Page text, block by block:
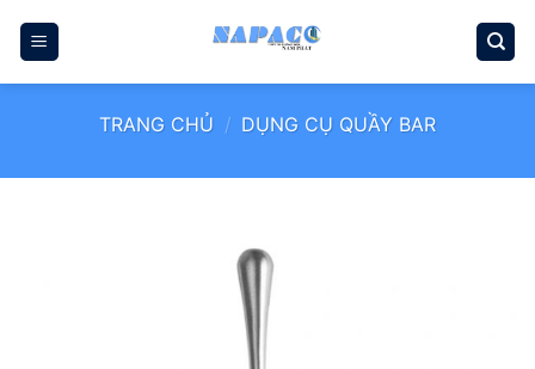
qua
TRANG CHỦ / DỤNG CỤ QUẦY BAR